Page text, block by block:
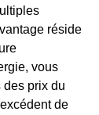
réside
vous
prix du
de